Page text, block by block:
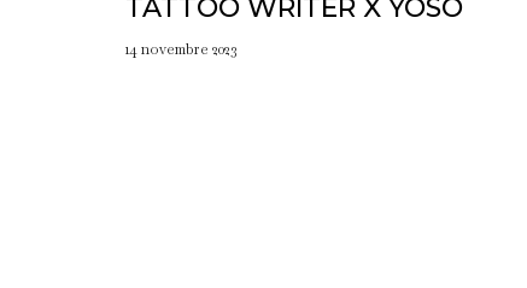
TATTOO WRITER X YŌSO
14 novembre 2023